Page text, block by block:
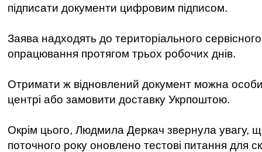
підписати документи цифровим підписом.
Заява надходять до територіального
опрацювання протягом трьох робочих днів.
Отримати ж відновлений документ можна
центрі або замовити доставку Укрпоштою.
Окрім цього, Людмила Деркач звернула увагу,
поточного року оновлено тестові питання для